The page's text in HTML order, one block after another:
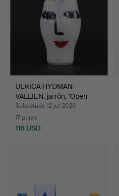
ULRICA HYDMAN-
VALLIEN. jarrón, "Open
Minds…
Subastado 12 jul 2026
17 pujas
116 USD